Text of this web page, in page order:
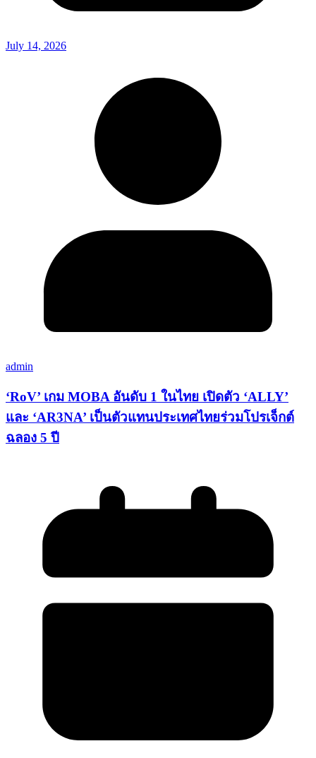
July 14, 2026
admin
‘RoV’ เกม MOBA อันดับ 1 ในไทย เปิดตัว ‘ALLY’
และ ‘AR3NA’ เป็นตัวแทนประเทศไทยร่วมโปรเจ็กต์
ฉลอง 5 ปี